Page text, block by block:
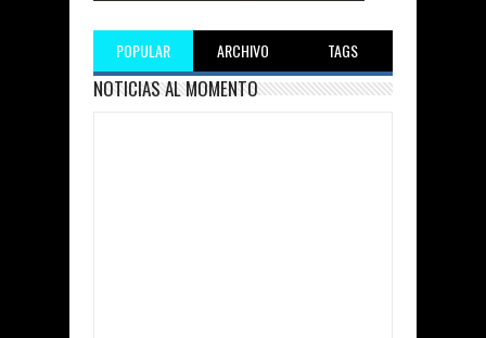
POPULAR ARCHIVO TAGS
NOTICIAS AL MOMENTO